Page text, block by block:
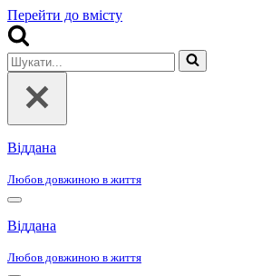
Перейти до вмісту
Шукати...
Віддана
Любов довжиною в життя
Меню
навігації
Віддана
Любов довжиною в життя